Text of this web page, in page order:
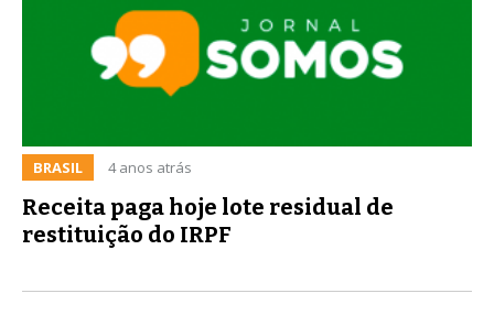
BRASIL 4 anos atrás
Receita paga hoje lote residual de
restituição do IRPF